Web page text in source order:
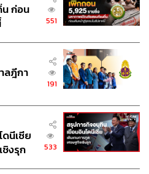
ก่อน
551
ลฎีกา
191
นีเซีย
ชิงรุก
533